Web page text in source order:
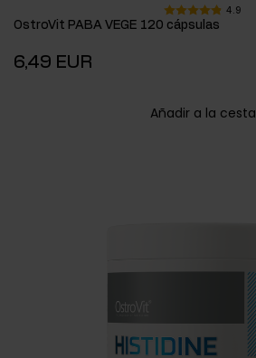
4.9
OstroVit PABA VEGE 120 cápsulas
6,49 EUR
Añadir a la cesta